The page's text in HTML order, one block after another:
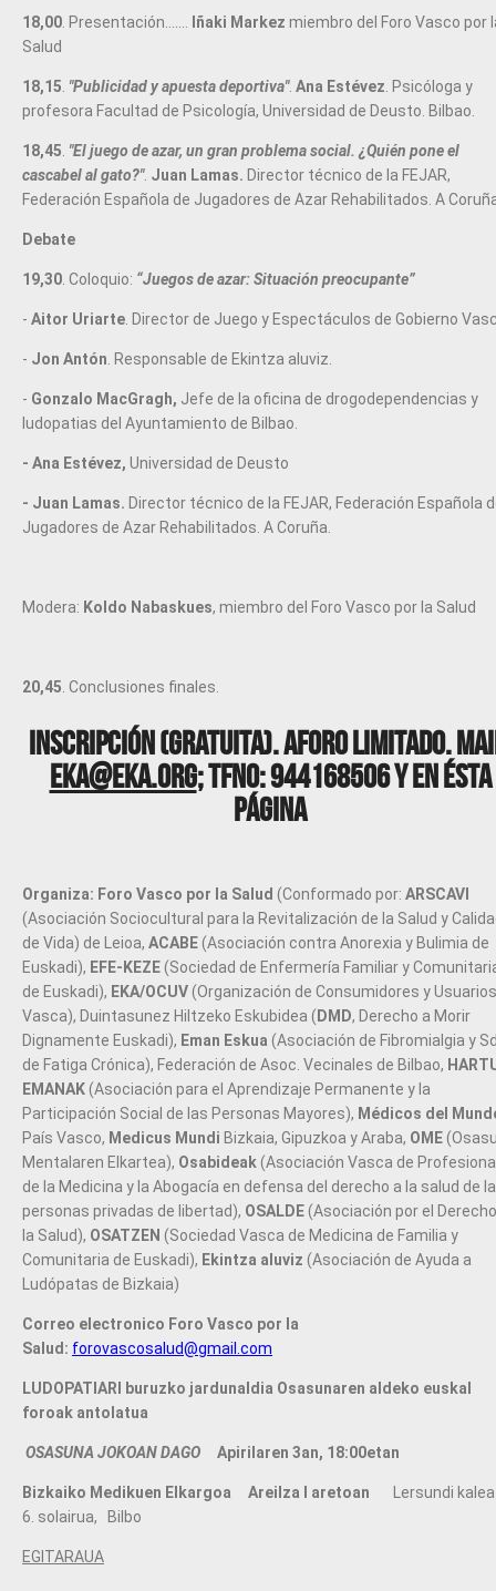
18,00 . Presentación……. Iñaki Markez miembro del Foro Vasco por
Salud
18,15 "Publicidad y apuesta deportiva". Ana Estévez . Psicóloga y
profesora Facultad de Psicología, Universidad de Deusto. Bilbao.
18,45 "El juego de azar, un gran problema social. ¿Quién pone el
cascabel al gato?". Juan Lamas. Director técnico de la FEJAR,
Federación Española de Jugadores de Azar Rehabilitados. A
Debate
19,30 . Coloquio: “Juegos de azar:Situación preocupante”
- Aitor Uriarte . Director de Juego y Espectáculos de Gobierno
- Jon Antón . Responsable de Ekintza aluviz.
- Gonzalo MacGragh, Jefe de la oficina de drogodependencias y
ludopatias del Ayuntamiento de Bilbao.
- Ana Estévez, Universidad de Deusto
- Juan Lamas. Director técnico de la FEJAR, Federación Española
Jugadores de Azar Rehabilitados. A Coruña.
Modera: Koldo Nabaskues, miembro del Foro Vasco por la Salud
20,45 . Conclusiones finales.
Inscripción (gratuita). Aforo limitado.
eka@eka.org; Tfno: 944168506 y en ésta
página
Organiza: Foro Vasco por la Salud (Conformado por: ARSCAVI
(Asociación Sociocultural para la Revitalización de la Salud y
de Vida) de Leioa, ACABE(Asociación contra Anorexia y Bulimia de
Euskadi), EFE-KEZE(Sociedad de Enfermería Familiar y
de Euskadi), EKA/OCUV(Organización de Consumidores y Usuarios
Vasca), Duintasunez Hiltzeko Eskubidea ( DMD, Derecho a Morir
Dignamente Euskadi), Eman Eskua (Asociación de Fibromialgia y
de Fatiga Crónica), Federación de Asoc. Vecinales de Bilbao,
EMANAK(Asociación para el Aprendizaje Permanente y la
Participación Social de las Personas Mayores), Médicos del
País Vasco, Medicus Mundi Bizkaia, Gipuzkoa y Araba, OME
Mentalaren Elkartea), Osabideak(Asociación Vasca de
de la Medicina y la Abogacía en defensa del derecho a la salud de
personas privadas de libertad), OSALDE(Asociación por el
la Salud), OSATZEN (Sociedad Vasca de Medicina de Familia y
Comunitaria de Euskadi), Ekintza aluviz (Asociación de Ayuda a
Ludópatas de Bizkaia)
Correo electronico Foro Vasco por la
Salud: forovascosalud@gmail.com
LUDOPATIARI buruzko jardunaldia Osasunaren aldeko euskal
foroak antolatua
OSASUNA JOKOAN DAGO Apirilaren 3an, 18:00etan
Bizkaiko Medikuen Elkargoa Areilza I aretoan
Lersundi kalea
6. solairua, Bilbo
EGITARAUA